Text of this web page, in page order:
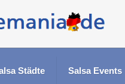
Städte Salsa Events